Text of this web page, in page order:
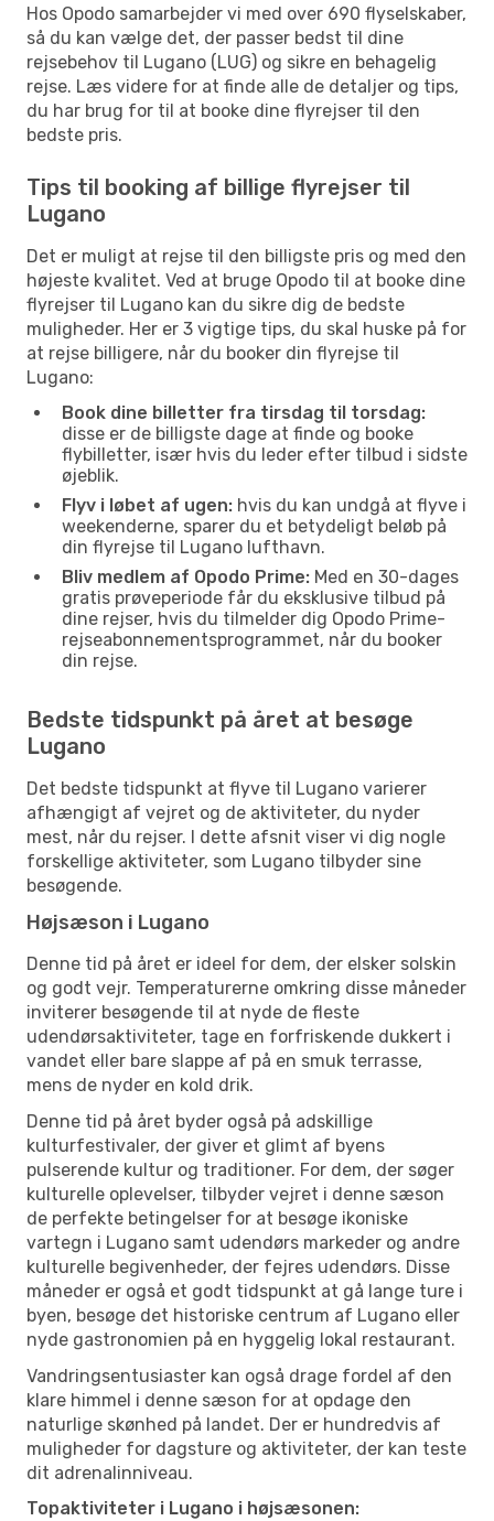
Hos Opodo samarbejder vi med over 690 flyselskaber,
så du kan vælge det, der passer bedst til dine
rejsebehov til Lugano (LUG) og sikre en behagelig
rejse. Læs videre for at finde alle de detaljer og tips,
du har brug for til at booke dine flyrejser til den
bedste pris.
Tips til booking af billige flyrejser til
Lugano
Det er muligt at rejse til den billigste pris og med den
højeste kvalitet. Ved at bruge Opodo til at booke dine
flyrejser til Lugano kan du sikre dig de bedste
muligheder. Her er 3 vigtige tips, du skal huske på for
at rejse billigere, når du booker din flyrejse til
Lugano:
Book dine billetter fra tirsdag til torsdag:
disse er de billigste dage at finde og booke
flybilletter, især hvis du leder efter tilbud i sidste
øjeblik.
Flyv i løbet af ugen: hvis du kan undgå at flyve i
weekenderne, sparer du et betydeligt beløb på
din flyrejse til Lugano lufthavn.
Bliv medlem af Opodo Prime: Med en 30-dages
gratis prøveperiode får du eksklusive tilbud på
dine rejser, hvis du tilmelder dig Opodo Prime-
rejseabonnementsprogrammet, når du booker
din rejse.
Bedste tidspunkt på året at besøge
Lugano
Det bedste tidspunkt at flyve til Lugano varierer
afhængigt af vejret og de aktiviteter, du nyder
mest, når du rejser. I dette afsnit viser vi dig nogle
forskellige aktiviteter, som Lugano tilbyder sine
besøgende.
Højsæson i Lugano
Denne tid på året er ideel for dem, der elsker solskin
og godt vejr. Temperaturerne omkring disse måneder
inviterer besøgende til at nyde de fleste
udendørsaktiviteter, tage en forfriskende dukkert i
vandet eller bare slappe af på en smuk terrasse,
mens de nyder en kold drik.
Denne tid på året byder også på adskillige
kulturfestivaler, der giver et glimt af byens
pulserende kultur og traditioner. For dem, der søger
kulturelle oplevelser, tilbyder vejret i denne sæson
de perfekte betingelser for at besøge ikoniske
vartegn i Lugano samt udendørs markeder og andre
kulturelle begivenheder, der fejres udendørs. Disse
måneder er også et godt tidspunkt at gå lange ture i
byen, besøge det historiske centrum af Lugano eller
nyde gastronomien på en hyggelig lokal restaurant.
Vandringsentusiaster kan også drage fordel af den
klare himmel i denne sæson for at opdage den
naturlige skønhed på landet. Der er hundredvis af
muligheder for dagsture og aktiviteter, der kan teste
dit adrenalinniveau.
Topaktiviteter i Lugano i højsæsonen: